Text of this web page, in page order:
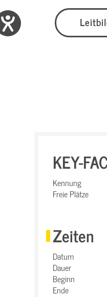
KEY-
Kennung
Freie Plätze
Zeiten
Datum
Dauer
Beginn
Ende